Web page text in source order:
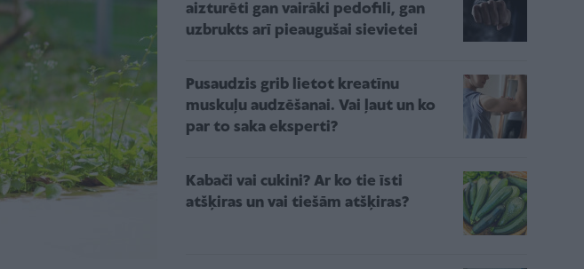
aizturēti gan vairāki pedofili, gan
uzbrukts arī pieaugušai sievietei
Pusaudzis grib lietot kreatīnu
muskuļu audzēšanai. Vai ļaut un ko
par to saka eksperti?
Kabači vai cukini? Ar ko tie īsti
atšķiras un vai tiešām atšķiras?